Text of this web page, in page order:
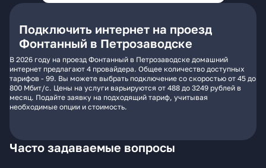
Подключить интернет на проезд
Фонтанный в Петрозаводске
В 2026 году на проезд Фонтанный в Петрозаводске домашний
интернет предлагают 4 провайдера. Общее количество доступных
тарифов - 99. Вы можете выбрать подключение со скоростью от 45 до
800 Мбит/с. Цены на услуги варьируются от 488 до 3249 рублей в
месяц. Подайте заявку на подходящий тариф, учитывая
необходимые опции и стоимость.
Часто задаваемые вопросы